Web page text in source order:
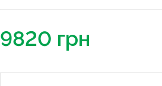
9820 грн